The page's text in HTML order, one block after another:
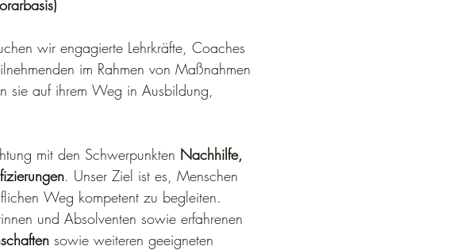
sodass wir momentan keine
Ihr Interesse an unserem Institut. Schauen
zu informieren.
Wir unterstützen Kinder, Jugendliche und
berufliche Weiterbildung. Unser Anspruch
dabei zu helfen, ihre schulischen,
Zeitpunkt als Bewerberin oder
wir engagierte Lehrkräfte, Coaches
im Rahmen von Maßnahmen
sie auf ihrem Weg in Ausbildung,
mit den Schwerpunkten Nachhilfe,
. Unser Ziel ist es, Menschen
Weg kompetent zu begleiten.
und Absolventen sowie erfahrenen
sowie weiteren geeigneten